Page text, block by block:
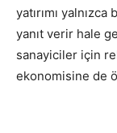
yatırımı
yanıt verir hale
sanayiciler için
ekonomisine de